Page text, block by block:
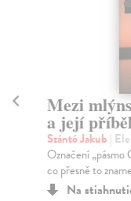
Mezi
a její
Szántó Jakub |
Označení „pásmo
co přesně to
Na